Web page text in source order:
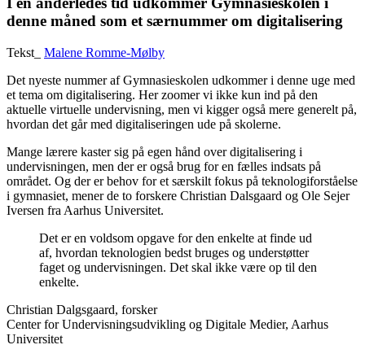
denne måned som et særnummer om digitalisering
Tekst_ Malene Romme-Mølby
Det nyeste nummer af Gymnasieskolen udkommer i denne uge med
et tema om digitalisering. Her zoomer vi ikke kun ind på den
aktuelle virtuelle undervisning, men vi kigger også mere generelt på,
hvordan det går med digitaliseringen ude på skolerne.
Mange lærere kaster sig på egen hånd over digitalisering i
undervisningen, men der er også brug for en fælles indsats på
området. Og der er behov for et særskilt fokus på teknologiforståelse
i gymnasiet, mener de to forskere Christian Dalsgaard og Ole Sejer
Iversen fra Aarhus Universitet.
Det er en voldsom opgave for den enkelte at finde ud
af, hvordan teknologien bedst bruges og understøtter
faget og undervisningen. Det skal ikke være op til den
enkelte.
Christian Dalgsgaard, forsker
Center for Undervisningsudvikling og Digitale Medier, Aarhus
Universitet